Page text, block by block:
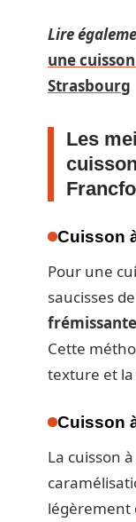
Lire
une
Strasbourg
Les
Cuisson
Pour une
saucisses
frémissante
Cette
texture et la
Cuisson
La cuisson
légèrement